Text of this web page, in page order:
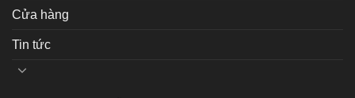
Cửa hàng
Tin tức